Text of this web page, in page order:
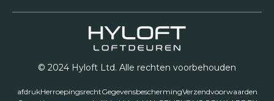
© 2024 Hyloft Ltd. Alle rechten voorbehouden
afdrukHerroepingsrechtGegevensbeschermingVerzendvoorwaarden